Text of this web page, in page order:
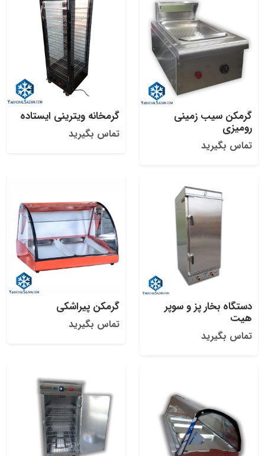
گرمکن سیب زمینی
رومیزی
تماس بگیرید
گرمخانه ویترینی ایستاده
تماس بگیرید
دستگاه بخار پز و سوپر
هیت
تماس بگیرید
گرمکن پیراشکی
تماس بگیرید